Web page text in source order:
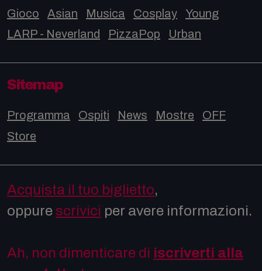
Gioco
Asian Musica Cosplay
Young
LARP - Neverland
PizzaPop Urban
Sitemap
Programma Ospiti News Mostre
OFF
Store
Acquista il tuo biglietto,
oppure scrivici per avere informazioni.
Ah, non dimenticare di iscriverti alla